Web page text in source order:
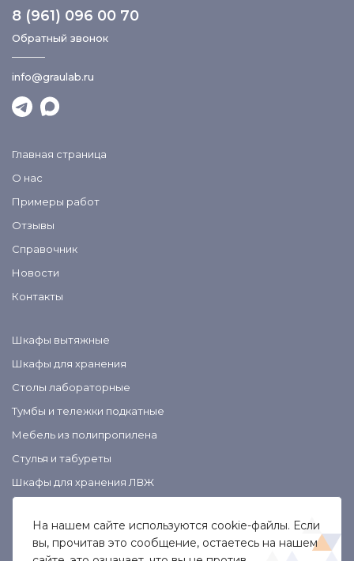
8 (961) 096 00 70
Обратный звонок
info@graulab.ru
Главная страница
О нас
Примеры работ
Отзывы
Справочник
Новости
Контакты
Шкафы вытяжные
Шкафы для хранения
Столы лабораторные
Тумбы и тележки подкатные
Мебель из полипропилена
Стулья и табуреты
Шкафы для хранения ЛВЖ
На нашем сайте используются cookie-файлы. Если
вы, прочитав это сообщение, остаетесь на нашем